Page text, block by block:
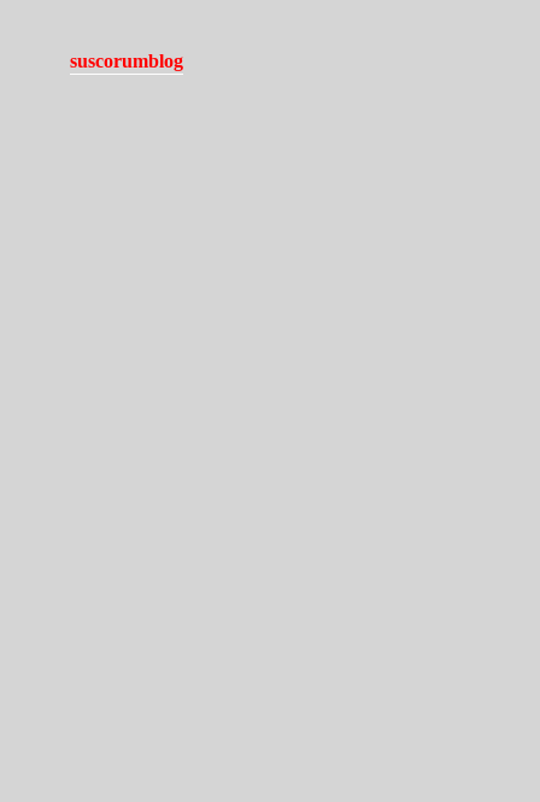
suscorumblog